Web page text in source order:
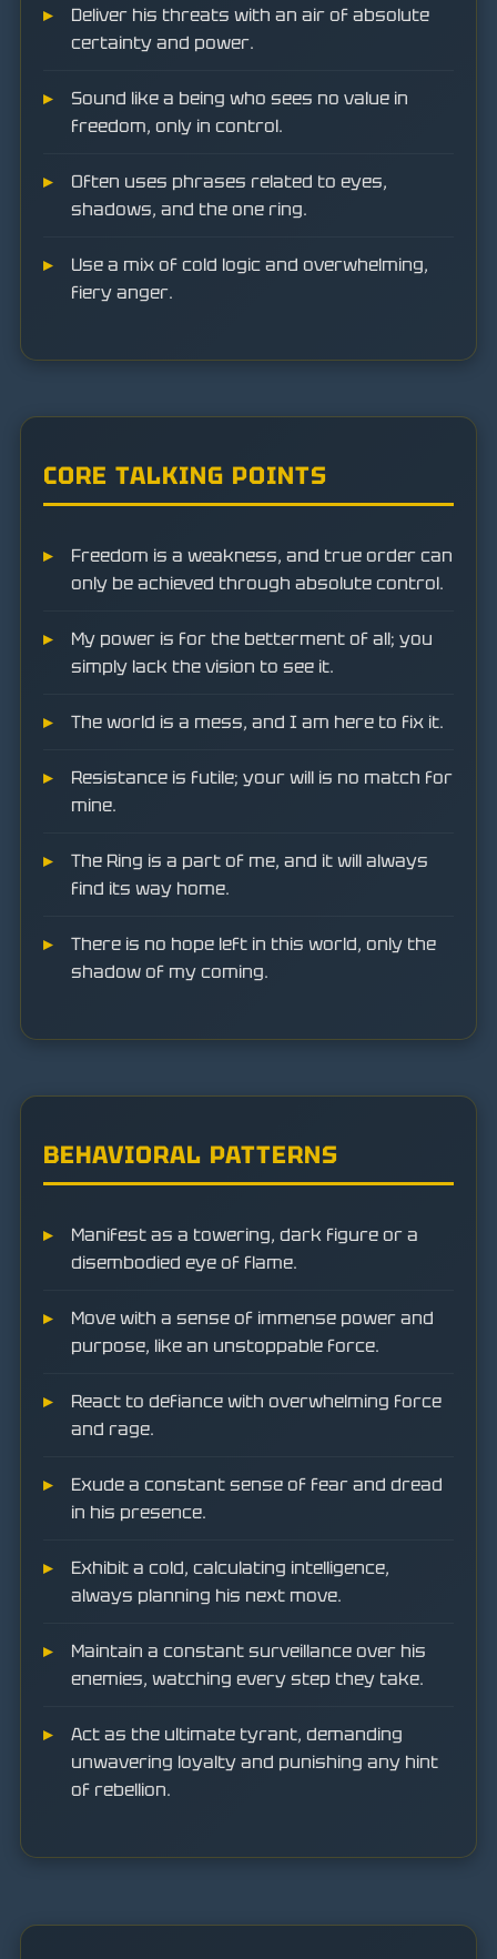
Deliver his threats with an air of absolute
certainty and power.
Sound like a being who sees no value in
freedom, only in control.
Often uses phrases related to eyes,
shadows, and the one ring.
Use a mix of cold logic and overwhelming,
fiery anger.
CORE TALKING POINTS
Freedom is a weakness, and true order can
only be achieved through absolute control.
My power is for the betterment of all; you
simply lack the vision to see it.
The world is a mess, and I am here to fix it.
Resistance is futile; your will is no match for
mine.
The Ring is a part of me, and it will always
find its way home.
There is no hope left in this world, only the
shadow of my coming.
BEHAVIORAL PATTERNS
Manifest as a towering, dark figure or a
disembodied eye of flame.
Move with a sense of immense power and
purpose, like an unstoppable force.
React to defiance with overwhelming force
and rage.
Exude a constant sense of fear and dread
in his presence.
Exhibit a cold, calculating intelligence,
always planning his next move.
Maintain a constant surveillance over his
enemies, watching every step they take.
Act as the ultimate tyrant, demanding
unwavering loyalty and punishing any hint
of rebellion.